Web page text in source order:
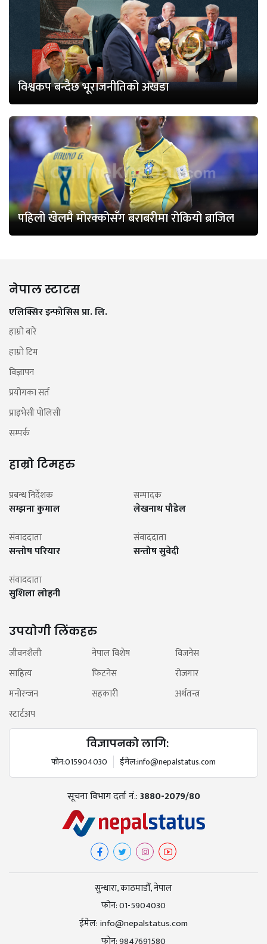
विश्वकप बन्दैछ भूराजनीतिको अखडा
पहिलो खेलमै मोरक्कोसँग बराबरीमा रोकियो ब्राजिल
नेपाल स्टाटस
एलिक्सिर इन्फोसिस प्रा. लि.
हाम्रो बारे
हाम्रो टिम
विज्ञापन
प्रयोगका सर्त
प्राइभेसी पोलिसी
सम्पर्क
हाम्रो टिमहरु
प्रबन्ध निर्देशक
सम्झना कुमाल
सम्पादक
लेखनाथ पौडेल
संवाददाता
सन्तोष परियार
संवाददाता
सन्तोष सुवेदी
संवाददाता
सुशिला लोहनी
उपयोगी लिंकहरु
जीवनशैली नेपाल विशेष
विजनेस
साहित्य
फिटनेस
रोजगार
मनोरन्जन
सहकारी
अर्थतन्त्र
स्टार्टअप
विज्ञापनको लागि:
फोन:015904030 ईमेल:info@nepalstatus.com
सूचना विभाग दर्ता नं.:3880-2079/80
सुन्धारा, काठमाडौँ, नेपाल
फोन:01-5904030
ईमेल: info@nepalstatus.com